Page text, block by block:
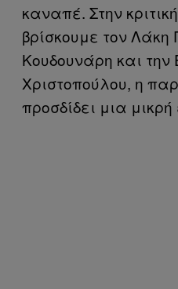
καναπέ. Στην
βρίσκουμε τον
Κουδουνάρη και
Χριστοπούλου, η
προσδίδει μια